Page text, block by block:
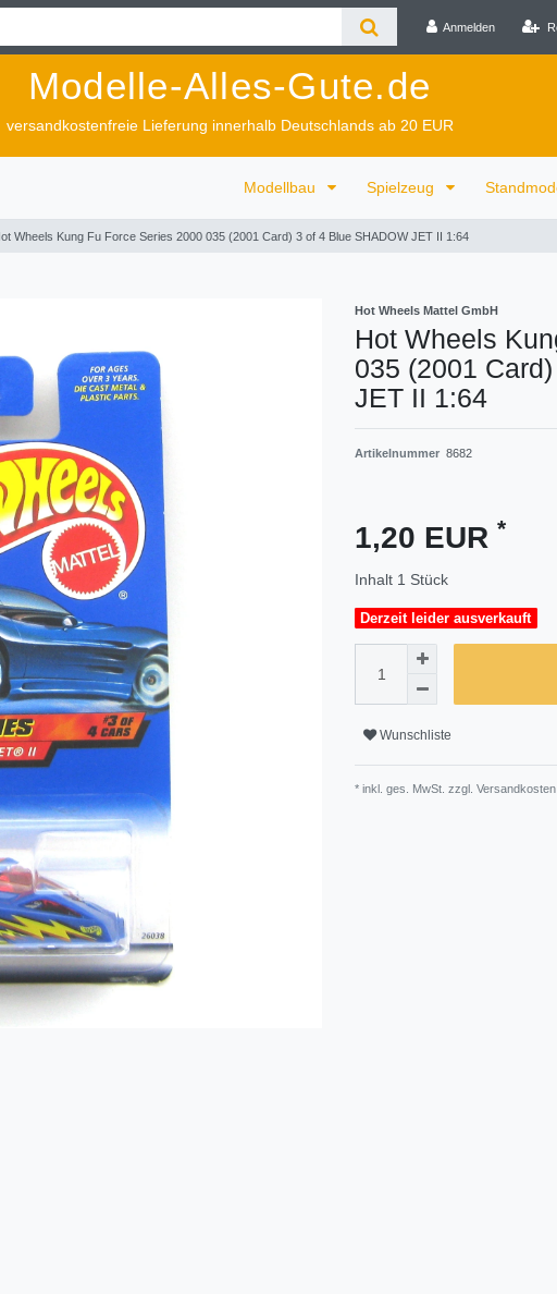
Anmelden
Modelle-Alles-Gute.de
versandkostenfreie Lieferung innerhalb Deutschlands ab 20 EUR
Modellbau Spielzeug
Wheels Kung Fu Force Series 2000 035 (2001 Card) 3 of 4 Blue SHADOW JET II 1:64
Hot Wheels Mattel GmbH
Hot Wheels
035 (2001
JET II 1:64
Artikelnummer 8682
1,20 EUR *
Inhalt 1 Stück
Derzeit leider ausverkauft
Wunschliste
* inkl. ges. MwSt. zzgl. Versandkosten